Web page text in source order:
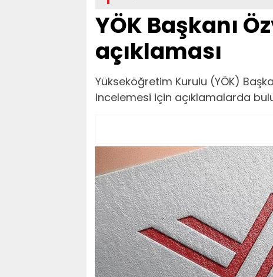
YÖK Başkanı
açıklaması
Yükseköğretim Kurulu (YÖK)
incelemesi için açıklamalarda